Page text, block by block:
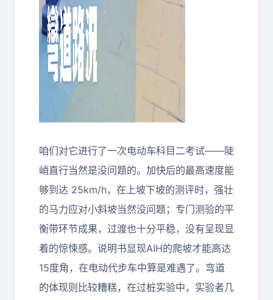
咱们对它进行了一次电动车科目二考试——陡
峭直行当然是没问题的。加快后的最高速度能
够到达 25km/h，在上坡下坡的测评时，强壮
的马力应对小斜坡当然没问题；专门测验的平
衡带环节成果，过渡也十分平稳，没有呈现显
着的惊悚感。说明书显现AIH的爬坡才能高达
15度角，在电动代步车中算是难遇了。弯道
的体现则比较糟糕，在过桩实验中，实验者几